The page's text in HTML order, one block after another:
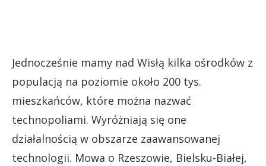
Jednocześnie mamy nad Wisłą kilka ośrodków z
populacją na poziomie około 200 tys.
mieszkańców, które można nazwać
technopoliami. Wyróżniają się one
działalnością w obszarze zaawansowanej
technologii. Mowa o Rzeszowie, Bielsku-Białej,